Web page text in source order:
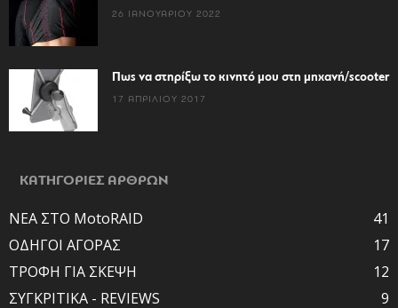
26 ΙΑΝΟΥΑΡΊΟΥ 2022
Πως να στηρίξω το κινητό μου στη μηχανή/scooter
17 ΑΠΡΙΛΊΟΥ 2017
ΚΑΤΗΓΟΡΙΕΣ ΑΡΘΡΩΝ
ΝΕΑ ΣΤΟ MotoRAID
41
ΟΔΗΓΟΙ ΑΓΟΡΑΣ
17
ΤΡΟΦΗ ΓΙΑ ΣΚΕΨΗ
12
ΣΥΓΚΡΙΤΙΚΑ - REVIEWS
9